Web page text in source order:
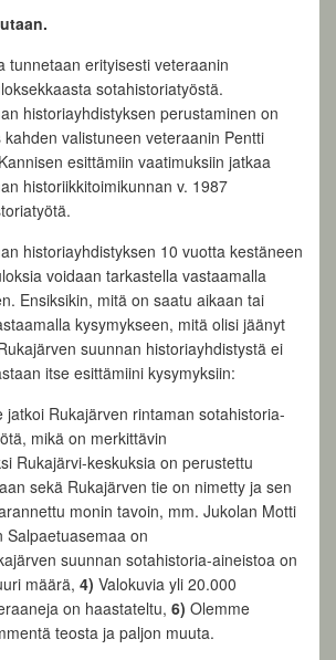
tunnetaan erityisesti veteraanin
sotahistoriatyöstä.
historiayhdistyksen perustaminen on
valistuneen veteraanin Pentti
esittämiin vaatimuksiin jatkaa
historiikkitoimikunnan v. 1987
historiayhdistyksen 10 vuotta kestäneen
voidaan tarkastella vastaamalla
Ensiksikin, mitä on saatu aikaan tai
kysymykseen, mitä olisi jäänyt
suunnan historiayhdistystä ei
itse esittämiini kysymyksiin:
jatkoi Rukajärven rintaman sotahistoria-
mikä on merkittävin
Rukajärvi-keskuksia on perustettu
sekä Rukajärven tie on nimetty ja sen
monin tavoin, mm. Jukolan Motti
Salpaetuasemaa on
suunnan sotahistoria-aineistoa on
määrä, 4) Valokuvia yli 20.000
on haastateltu, 6) Olemme
teosta ja paljon muuta.